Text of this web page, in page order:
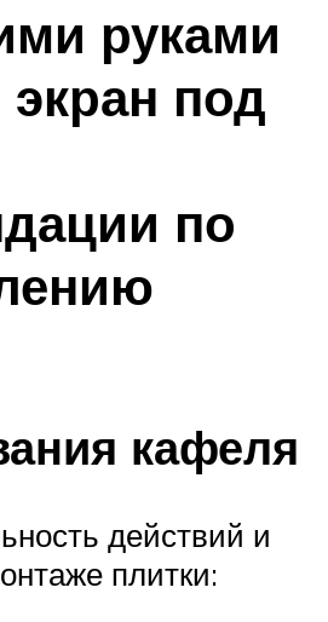
руками
под
по
кафеля
действий и
плитки: